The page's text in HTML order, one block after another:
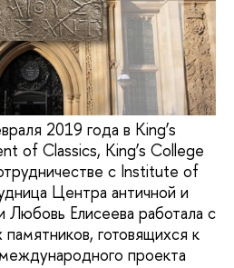
2019 года в King’s
of Classics, King’s College
с Institute of
Центра античной и
Любовь Елисеева работала с
памятников, готовящихся к
проекта